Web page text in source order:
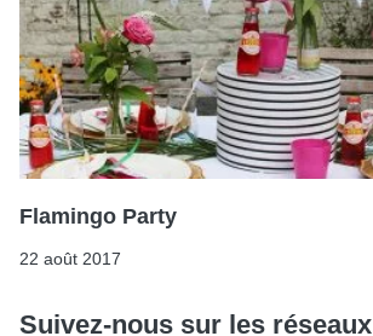
Flamingo Party
22 août 2017
Suivez-nous sur les réseaux